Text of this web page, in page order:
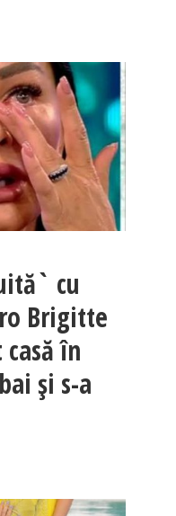
cu
Brigitte
în
și s-a